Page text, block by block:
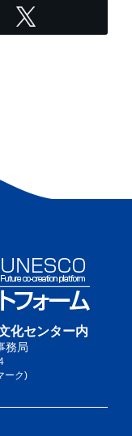
化センター内
務局
ーク)